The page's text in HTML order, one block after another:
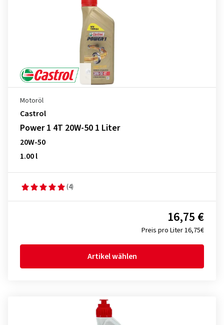
Motoröl
Castrol
Power 1 4T 20W-50 1 Liter
20W-50
1.00 l
(4)
Preis pro Liter 16,75€
16,75 €
Artikel wählen